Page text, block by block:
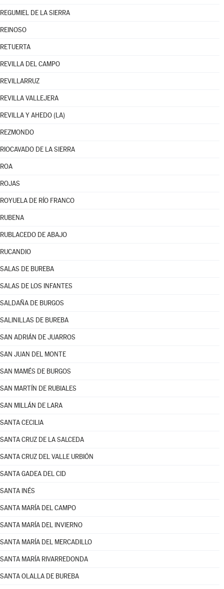
REGUMIEL DE LA SIERRA
REINOSO
RETUERTA
REVILLA DEL CAMPO
REVILLARRUZ
REVILLA VALLEJERA
REVILLA Y AHEDO (LA)
REZMONDO
RIOCAVADO DE LA SIERRA
ROA
ROJAS
ROYUELA DE RÍO FRANCO
RUBENA
RUBLACEDO DE ABAJO
RUCANDIO
SALAS DE BUREBA
SALAS DE LOS INFANTES
SALDAÑA DE BURGOS
SALINILLAS DE BUREBA
SAN ADRIÁN DE JUARROS
SAN JUAN DEL MONTE
SAN MAMÉS DE BURGOS
SAN MARTÍN DE RUBIALES
SAN MILLÁN DE LARA
SANTA CECILIA
SANTA CRUZ DE LA SALCEDA
SANTA CRUZ DEL VALLE URBIÓN
SANTA GADEA DEL CID
SANTA INÉS
SANTA MARÍA DEL CAMPO
SANTA MARÍA DEL INVIERNO
SANTA MARÍA DEL MERCADILLO
SANTA MARÍA RIVARREDONDA
SANTA OLALLA DE BUREBA